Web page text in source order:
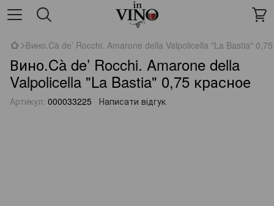
Вино.Cà de’ Rocchi. Amarone della Valpolicella "La Bastia"
Вино.Cà de’ Rocchi. Amarone della
Valpolicella "La Bastia" 0,75 красное
Артикул: 000033225 Написати відгук